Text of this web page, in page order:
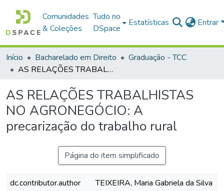
Comunidades
& Coleções
Tudo no
DSpace
Estatísticas Entrar
Início Bacharelado em Direito
Graduação - TCC
AS RELAÇÕES TRABALHISTAS NO AGRONEGÓCIO: A precarização do trabalho rural
AS RELAÇÕES TRABALHISTAS
NO AGRONEGÓCIO: A
precarização do trabalho rural
Página do item simplificado
dc.contributor.author
TEIXEIRA, Maria Gabriela da Silva